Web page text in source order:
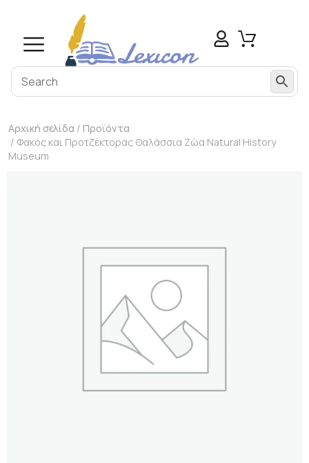
Αρχική σελίδα / Προϊόντα
/ Φακός και Προτζέκτορας Θαλάσσια Ζώα Natural History
Museum